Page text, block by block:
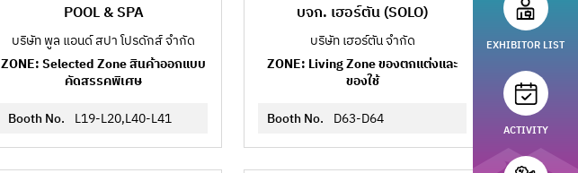
POOL & SPA
บริษัท พูล แอนด์ สปา โปรดักส์ จำกัด
ZONE: Selected Zone สินค้าออกแบบ
คัดสรรคพิเศษ
Booth No. L19-L20,L40-L41
บจก. เฮอร์ตัน (SOLO)
บริษัท เฮอร์ตัน จำกัด
ZONE: Living Zone ของตกแต่งและ
ของใช้
Booth No. D63-D64
EXHIBITOR LIST
ACTIVITY